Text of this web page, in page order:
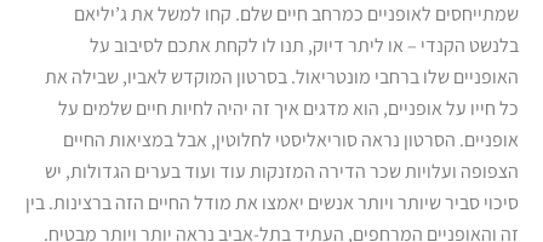
שמתייחסים לאופניים כמרחב חיים שלם. קחו למשל את ג’יליאם
בלנשט הקנדי – או ליתר דיוק, תנו לו לקחת אתכם לסיבוב על
האופניים שלו ברחבי מונטריאול. בסרטון המוקדש לאביו, שבילה את
כל חייו על אופניים, הוא מדגים איך זה יהיה לחיות חיים שלמים על
אופניים. הסרטון נראה סוריאליסטי לחלוטין, אבל במציאות החיים
הצפופה ועלויות שכר הדירה המזנקות עוד ועוד בערים הגדולות, יש
סיכוי סביר שיותר ויותר אנשים יאמצו את מודל החיים הזה ברצינות. בין
זה והאופניים המרחפים, העתיד בתל-אביב נראה יותר ויותר מבטיח.